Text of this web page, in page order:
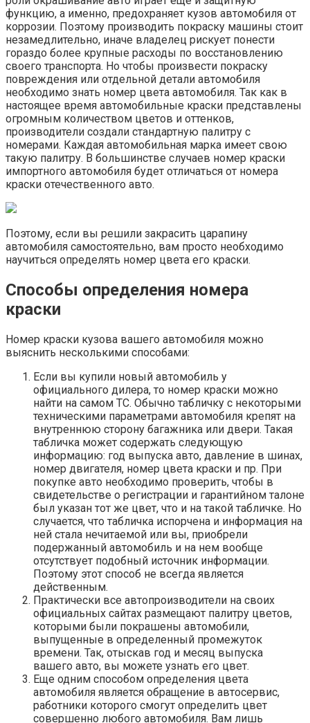
функцию, а именно, предохраняет кузов автомобиля от
коррозии. Поэтому производить покраску машины стоит
незамедлительно, иначе владелец рискует понести
гораздо более крупные расходы по восстановлению
своего транспорта. Но чтобы произвести покраску
повреждения или отдельной детали автомобиля
необходимо знать номер цвета автомобиля. Так как в
настоящее время автомобильные краски представлены
огромным количеством цветов и оттенков,
производители создали стандартную палитру с
номерами. Каждая автомобильная марка имеет свою
такую палитру. В большинстве случаев номер краски
импортного автомобиля будет отличаться от номера
краски отечественного авто.
Поэтому, если вы решили закрасить царапину
автомобиля самостоятельно, вам просто необходимо
научиться определять номер цвета его краски.
Способы определения номера
краски
Номер краски кузова вашего автомобиля можно
выяснить несколькими способами:
Если вы купили новый автомобиль у
официального дилера, то номер краски можно
найти на самом ТС. Обычно табличку с некоторыми
техническими параметрами автомобиля крепят на
внутреннюю сторону багажника или двери. Такая
табличка может содержать следующую
информацию: год выпуска авто, давление в шинах,
номер двигателя, номер цвета краски и пр. При
покупке авто необходимо проверить, чтобы в
свидетельстве о регистрации и гарантийном талоне
был указан тот же цвет, что и на такой табличке. Но
случается, что табличка испорчена и информация на
ней стала нечитаемой или вы, приобрели
подержанный автомобиль и на нем вообще
отсутствует подобный источник информации.
Поэтому этот способ не всегда является
действенным.
Практически все автопроизводители на своих
официальных сайтах размещают палитру цветов,
которыми были покрашены автомобили,
выпущенные в определенный промежуток
времени. Так, отыскав год и месяц выпуска
вашего авто, вы можете узнать его цвет.
Еще одним способом определения цвета
автомобиля является обращение в автосервис,
работники которого смогут определить цвет
совершенно любого автомобиля. Вам лишь